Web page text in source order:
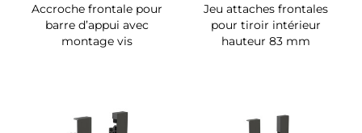
Accroche frontale pour
barre d’appui avec
montage vis
Jeu attaches frontales
pour tiroir intérieur
hauteur 83 mm